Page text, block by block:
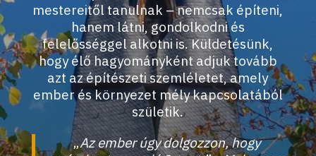
mestereitől tanulnak – nemcsak építeni,
hanem látni, gondolkodni és
felelősséggel alkotni is. Küldetésünk,
hogy élő hagyományként adjuk tovább
azt az építészeti szemléletet, amely
ember és környezet mély kapcsolatából
születik.
„Az ember úgy dolgozzon, hogy